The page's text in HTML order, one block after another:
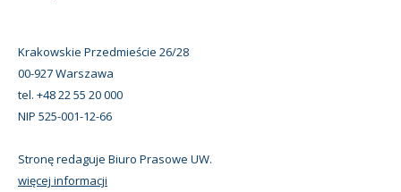
Krakowskie Przedmieście 26/28
00-927 Warszawa
tel. +48 22 55 20 000
NIP 525-001-12-66
Stronę redaguje Biuro Prasowe UW.
więcej informacji